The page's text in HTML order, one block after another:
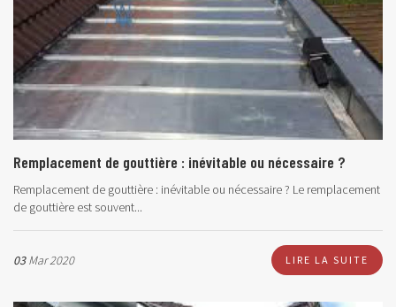
Remplacement de gouttière : inévitable ou nécessaire ?
Remplacement de gouttière : inévitable ou nécessaire ? Le remplacement
de gouttière est souvent...
03Mar 2020 LIRE LA SUITE